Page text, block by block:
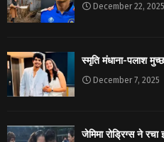
December 22, 2025
स्मृति मंधाना-पलाश
December 7, 2025
जेमिमा रोड्रिग्स ने रचा